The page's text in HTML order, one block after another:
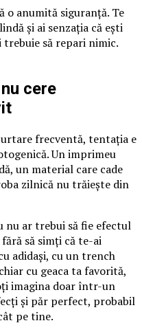
o anumită siguranță. Te
și ai senzația că ești
trebuie să repari nimic.
cere
frecventă, tentația e
Un imprimeu
un material care cade
zilnică nu trăiește din
nu ar trebui să fie efectul
să simți că te-ai
adidași, cu un trench
cu geaca ta favorită,
imagina doar într-un
și păr perfect, probabil
pe tine.